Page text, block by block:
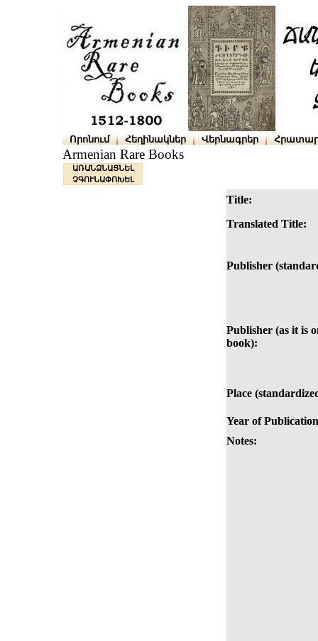
Որոնում Հեղինակներ Վերնագրեր
Armenian Rare Books
ԱՌԱՆՁՆԱՑՆԵԼ
ՉԳՈՒՆԱՓՈԽԵԼ
Title:
Translated Title:
Publisher
Publisher (as it is
book):
Place
Year of
Notes: